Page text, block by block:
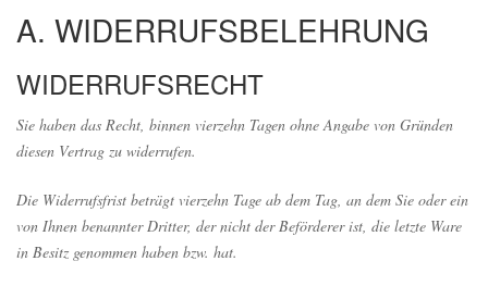
A. WIDERRUFSBELEHRUNG
WIDERRUFSRECHT
Sie haben das Recht, binnen vierzehn Tagen ohne Angabe von Gründen
diesen Vertrag zu widerrufen.
Die Widerrufsfrist beträgt vierzehn Tage ab dem Tag, an dem Sie oder ein
von Ihnen benannter Dritter, der nicht der Beförderer ist, die letzte Ware
in Besitz genommen haben bzw. hat.